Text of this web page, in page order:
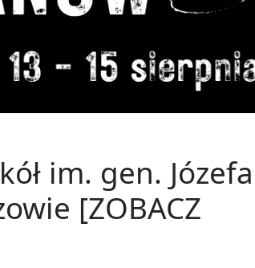
im. gen. Józefa
[ZOBACZ